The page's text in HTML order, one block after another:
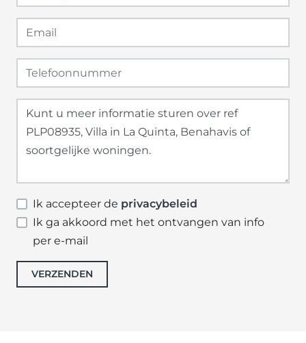
Ik accepteer de privacybeleid
Ik ga akkoord met het ontvangen van info
per e-mail
VERZENDEN